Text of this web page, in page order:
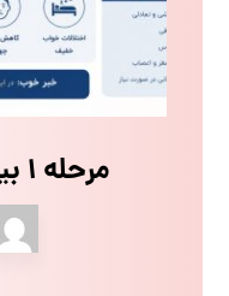
مرحله ۱ بیماری پارکینسون